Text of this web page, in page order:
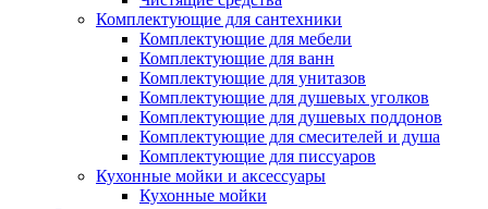
Комплектующие для сантехники
Комплектующие для мебели
Комплектующие для ванн
Комплектующие для унитазов
Комплектующие для душевых уголков
Комплектующие для душевых поддонов
Комплектующие для смесителей и душа
Комплектующие для писсуаров
Кухонные мойки и аксессуары
Кухонные мойки